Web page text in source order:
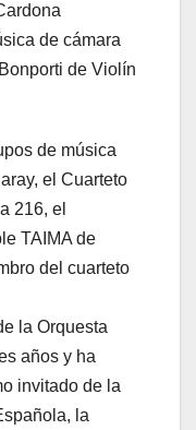
de cámara
de Violín
de música
el Cuarteto
216, el
TAIMA de
del cuarteto
la Orquesta
años y ha
invitado de la
la